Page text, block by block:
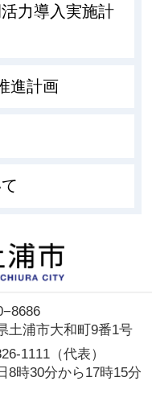
力導入実施計
進計画
土浦市大和町9番1号
1111（代表）
8時30分から17時15分